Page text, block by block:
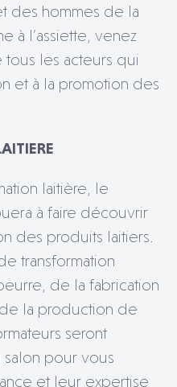
des hommes de la
à l’assiette, venez
les acteurs qui
et à la promotion des
laitière, le
à faire découvrir
des produits laitiers.
transformation
de la fabrication
la production de
seront
pour vous
et leur expertise